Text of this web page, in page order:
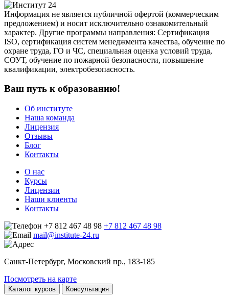
Информация не является публичной офертой (коммерческим
предложением) и носит исключительно ознакомительный
характер. Другие программы направления: Сертификация
ISO, сертификация систем менеджмента качества, обучение по
охране труда, ГО и ЧС, специальная оценка условий труда,
СОУТ, обучение по пожарной безопасности, повышение
квалификации, электробезопасность.
Ваш путь к образованию!
Об институте
Наша команда
Лицензия
Отзывы
Блог
Контакты
О нас
Курсы
Лицензии
Наши клиенты
Контакты
+7 812 467 48 98 +7 812 467 48 98
mail@institute-24.ru
Санкт-Петербург, Московский пр., 183-185
Посмотреть на карте
Каталог курсов Консультация